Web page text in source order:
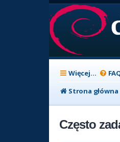
Więcej…
Strona główna
Często